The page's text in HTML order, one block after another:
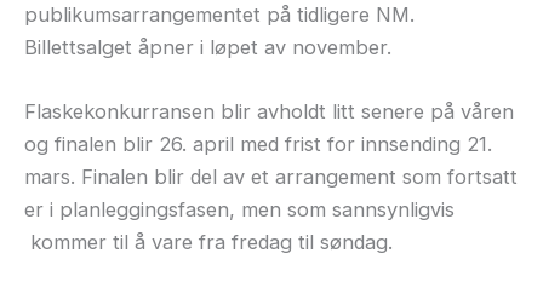
publikumsarrangementet på tidligere NM.
Billettsalget åpner i løpet av november.
Flaskekonkurransen blir avholdt litt senere på våren
og finalen blir 26. april med frist for innsending 21.
mars. Finalen blir del av et arrangement som fortsatt
er i planleggingsfasen, men som sannsynligvis
kommer til å vare fra fredag til søndag.